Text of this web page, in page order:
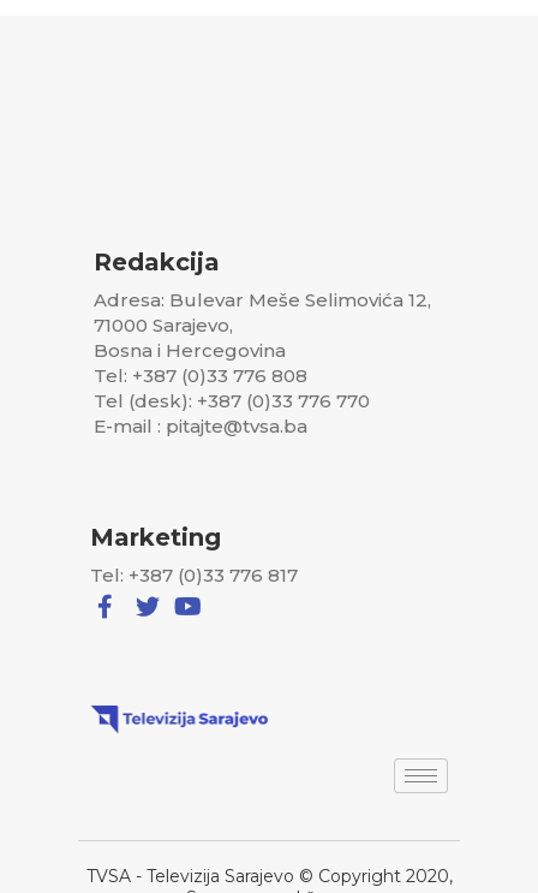
Redakcija
Adresa: Bulevar Meše Selimovića 12,
71000 Sarajevo,
Bosna i Hercegovina
Tel: +387 (0)33 776 808
Tel (desk): +387 (0)33 776 770
E-mail : pitajte@tvsa.ba
Marketing
Tel: +387 (0)33 776 817
TVSA - Televizija Sarajevo © Copyright 2020,